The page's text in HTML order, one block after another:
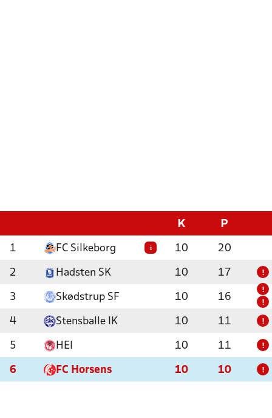
K P
1 FC Silkeborg i 10 20
2 Hadsten SK 10 17 !
3 Skødstrup SF 10 16
!
!
4 Stensballe IK 10 11 !
5 HEI 10 11 !
6 FC Horsens 10 10 !